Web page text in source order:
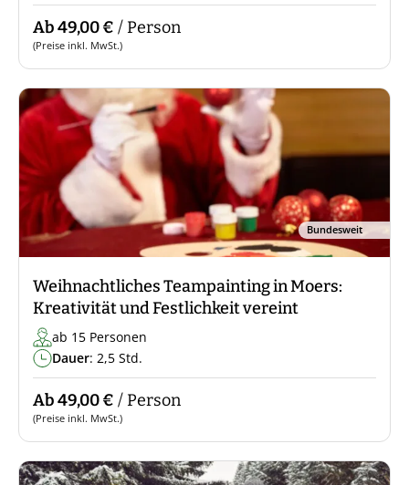
Ab 49,00 € / Person
(Preise inkl. MwSt.)
Bundesweit
Weihnachtliches Teampainting in Moers:
Kreativität und Festlichkeit vereint
ab 15 Personen
Dauer: 2,5 Std.
Ab 49,00 € / Person
(Preise inkl. MwSt.)